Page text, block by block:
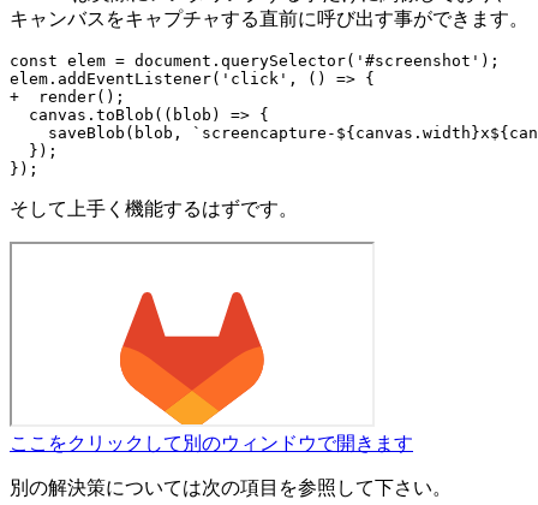
キャンバスをキャプチャする直前に呼び出す事ができます。
const elem = document.querySelector('#screenshot');
elem.addEventListener('click', () => {
+  render();
  canvas.toBlob((blob) => {
saveBlob(blob, `screencapture-
  });
そして上手く機能するはずです。
ここをクリックして別のウィンドウで開きます
別の解決策については次の項目を参照して下さい。